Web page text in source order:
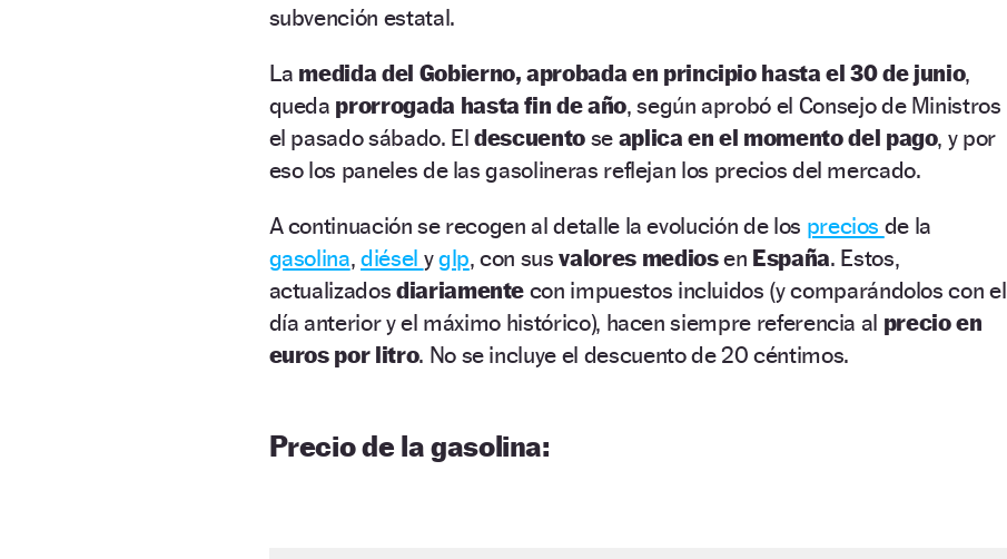
subvención estatal.
La medida del Gobierno, aprobada en principio hasta el 30 de junio,
queda prorrogada hasta fin de año, según aprobó el Consejo de Ministros
el pasado sábado. Eldescuento se aplica en el momento del pago, y por
eso los paneles de las gasolineras reflejan los precios del mercado.
A continuación se recogen al detalle la evolución de los precios de la
gasolina,diésel yglp, con susvalores mediosen España. Estos,
actualizados diariamente con impuestos incluidos (y comparándolos con el
día anterior y el máximo histórico), hacen siempre referencia al precio en
euros por litro. No se incluye el descuento de 20 céntimos.
Precio de la gasolina: